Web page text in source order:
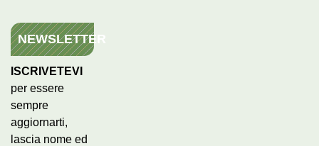
NEWSLETTER
ISCRIVETEVI
per essere
sempre
aggiornarti,
lascia nome ed